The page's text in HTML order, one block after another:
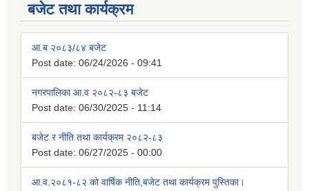
बजेट तथा कार्यक्रम
आ.ब २०८३/८४ बजेट
Post date: 06/24/2026 - 09:41
नगरपालिका आ.व २०८२-८३ बजेट
Post date: 06/30/2025 - 11:14
बजेट र नीति तथा कार्यक्रम २०८२-८३
Post date: 06/27/2025 - 00:00
आ.व.२०८१-८२ को वार्षिक नीति,बजेट तथा कार्यक्रम पुस्तिका।